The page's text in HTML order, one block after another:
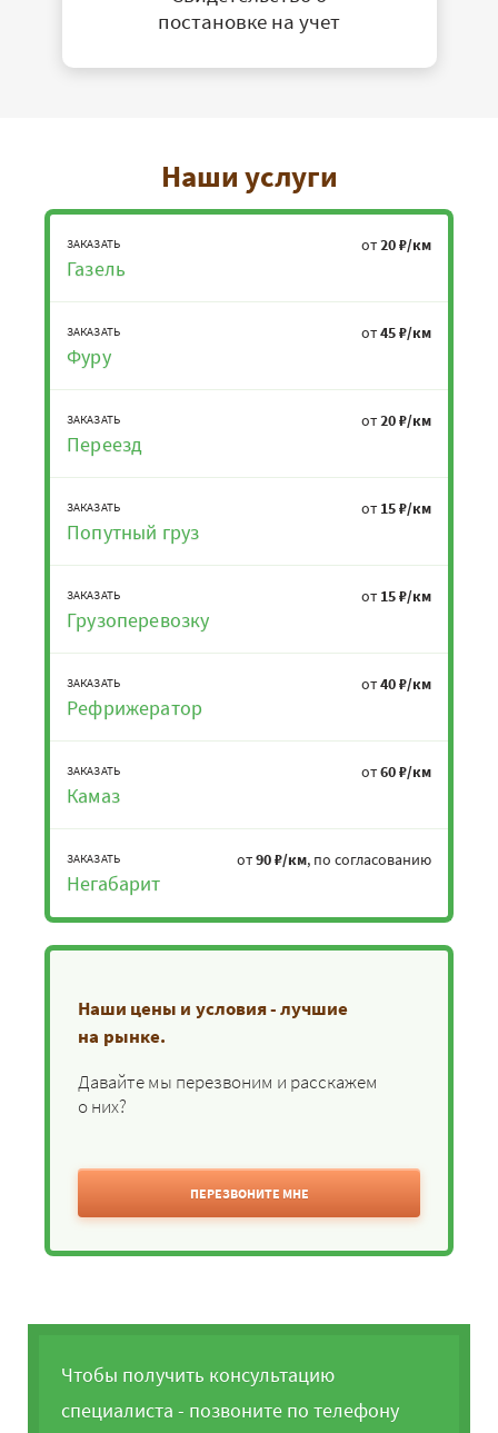
постановке на учет
Наши услуги
ЗАКАЗАТЬ
Газель
от20 ₽/км
ЗАКАЗАТЬ
Фуру
от45 ₽/км
ЗАКАЗАТЬ
Переезд
от20 ₽/км
ЗАКАЗАТЬ
Попутный груз
от 15 ₽/км
ЗАКАЗАТЬ
Грузоперевозку
от 15 ₽/км
ЗАКАЗАТЬ
Рефрижератор
от40 ₽/км
ЗАКАЗАТЬ
Камаз
от60 ₽/км
ЗАКАЗАТЬ
Негабарит
от90 ₽/км, по согласованию
Наши цены и условия - лучшие
на рынке.
Давайте мы перезвоним и расскажем
о них?
ПЕРЕЗВОНИТЕ МНЕ
Чтобы получить консультацию
специалиста - позвоните по телефону